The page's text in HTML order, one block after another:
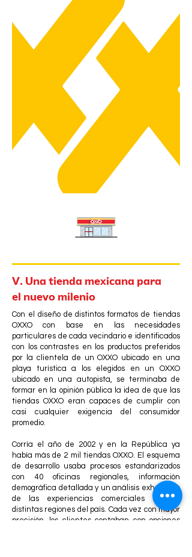
V. Una tienda mexicana para
el nuevo milenio
Con el diseño de distintos formatos de tiendas
OXXO con base en las necesidades
particulares de cada vecindario e identificados
con los contrastes en los productos preferidos
por la clientela de un OXXO ubicado en una
playa turística a los elegidos en un OXXO
ubicado en una autopista, se terminaba de
formar en la opinión pública la idea de que las
tiendas OXXO eran capaces de cumplir con
casi cualquier exigencia del consumidor
promedio.
Corría el año de 2002 y en la República ya
había más de 2 mil tiendas OXXO. El esquema
de desarrollo usaba procesos estandarizados
con 40 oficinas regionales, información
demográfica detallada y un análisis exhaustivo
de las experiencias comerciales en las
distintas regiones del país. Cada vez con mayor
precisión, los clientes contaban con opciones